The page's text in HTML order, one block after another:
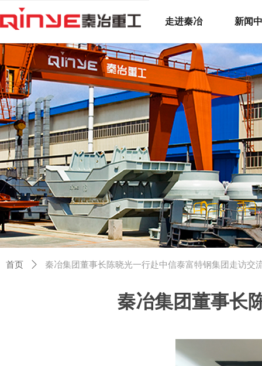
走进秦冶 新闻
首页 ꄲ 秦冶集团董事长陈晓光一行赴中信泰富特钢集团走访交
秦冶集团董事长